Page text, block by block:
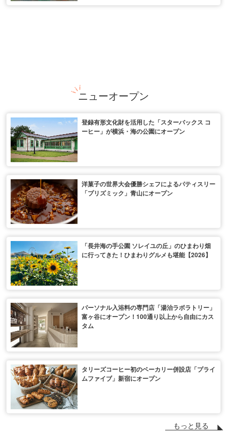
ニューオープン
登録有形文化財を活用した「スターバックス コ
ーヒー」が横浜・海の公園にオープン
洋菓子の世界大会優勝シェフによるパティスリー
「プリズミック」青山にオープン
「長井海の手公園 ソレイユの丘」のひまわり畑
に行ってきた！ひまわりグルメも堪能【2026】
パーソナル入浴料の専門店「湯治ラボラトリー」
富ヶ谷にオープン！100通り以上から自由にカス
タム
タリーズコーヒー初のベーカリー併設店「プライ
ムファイブ」新宿にオープン
もっと見る